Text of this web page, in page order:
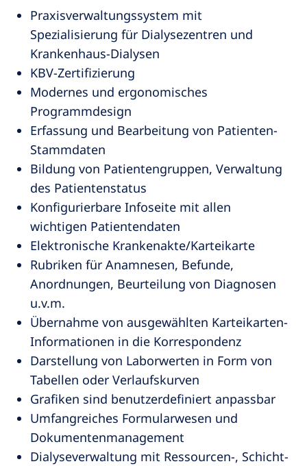
Praxisverwaltungssystem mit
Spezialisierung für Dialysezentren und
Krankenhaus-Dialysen
KBV-Zertifizierung
Modernes und ergonomisches
Programmdesign
Erfassung und Bearbeitung von Patienten-
Stammdaten
Bildung von Patientengruppen, Verwaltung
des Patientenstatus
Konfigurierbare Infoseite mit allen
wichtigen Patientendaten
Elektronische Krankenakte/Karteikarte
Rubriken für Anamnesen, Befunde,
Anordnungen, Beurteilung von Diagnosen
u.v.m.
Übernahme von ausgewählten Karteikarten-
Informationen in die Korrespondenz
Darstellung von Laborwerten in Form von
Tabellen oder Verlaufskurven
Grafiken sind benutzerdefiniert anpassbar
Umfangreiches Formularwesen und
Dokumentenmanagement
Dialyseverwaltung mit Ressourcen-, Schicht-